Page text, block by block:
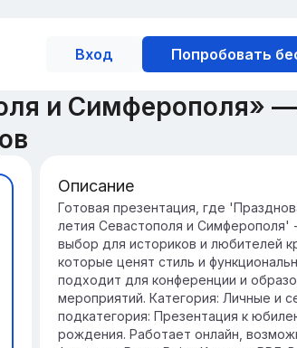
Вход Попробовать
и Симферополя»
История Севастополя и
Симферополя
Севастополь и Симферополь
ключевыми городами Крыма,
которых имеет уникальную
важное стратегическое значение.
История Севастополя полна
событий, в то время как
Описание
Готовая презентация, где
летия Севастополя и Симферополя'
выбор для историков и любителей
которые ценят стиль и
подходит для конференции и
мероприятий. Категория: Личные и
подкатегория: Презентация к
рождения. Работает онлайн,